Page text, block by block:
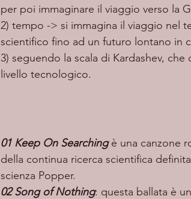
per poi immaginare il viaggio verso la
2) tempo -> si immagina il viaggio nel
scientifico fino ad un futuro lontano in
3) seguendo la scala di Kardashev,
livello tecnologico.
01 Keep On Searching è una canzone
della continua ricerca scientifica
scienza Popper.
02 Song of Nothing: questa ballata è